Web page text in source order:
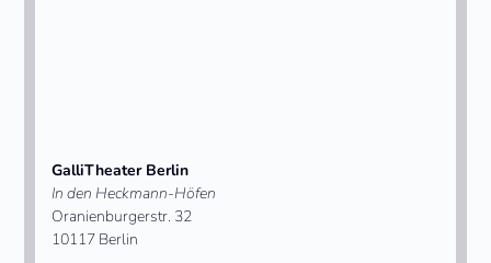
GalliTheater Berlin
In den Heckmann-Höfen
Oranienburgerstr. 32
10117 Berlin